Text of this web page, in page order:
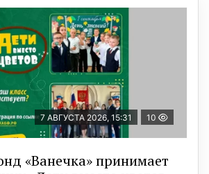
7 АВГУСТА 2026, 15:31 10
«Ванечка» принимает